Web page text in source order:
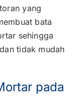
yang
bata
sehingga
tidak mudah
pada